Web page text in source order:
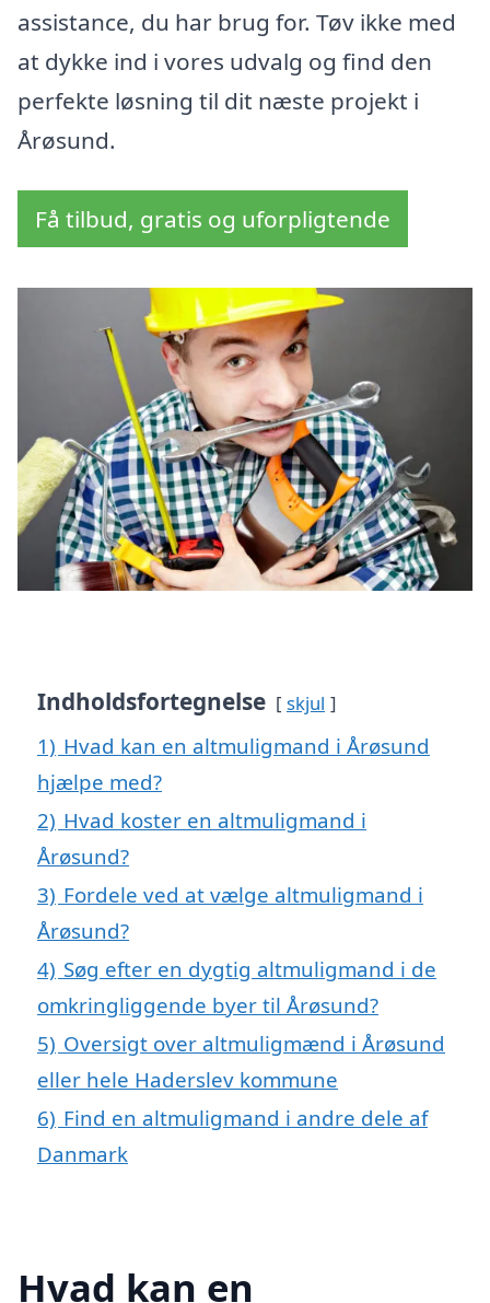
assistance, du har brug for. Tøv ikke med
at dykke ind i vores udvalg og find den
perfekte løsning til dit næste projekt i
Årøsund.
Få tilbud, gratis og uforpligtende
Indholdsfortegnelse skjul
1) Hvad kan en altmuligmand i Årøsund
hjælpe med?
2) Hvad koster en altmuligmand i
Årøsund?
3) Fordele ved at vælge altmuligmand i
Årøsund?
4) Søg efter en dygtig altmuligmand i de
omkringliggende byer til Årøsund?
5) Oversigt over altmuligmænd i Årøsund
eller hele Haderslev kommune
6) Find en altmuligmand i andre dele af
Danmark
Hvad kan en